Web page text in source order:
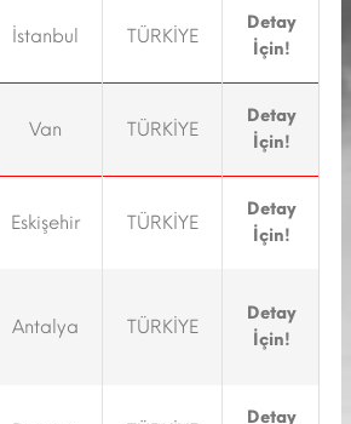
İstanbul TÜRKİYE
Detay
İçin!
Van TÜRKİYE
Detay
İçin!
Eskişehir TÜRKİYE
Detay
İçin!
Antalya TÜRKİYE
Detay
İçin!
Detay